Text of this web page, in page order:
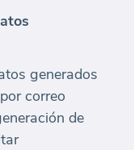
generados
correo
de